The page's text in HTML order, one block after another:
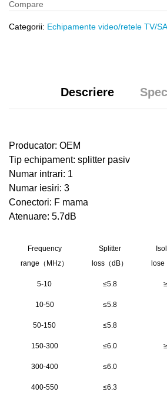
Compare
Categorii: Echipamente video/retele TV/
Descriere
Producator: OEM
Tip echipament: splitter pasiv
Numar intrari: 1
Numar iesiri: 3
Conectori: F mama
Atenuare: 5.7dB
Frequency
range （ MHz）
Splitter
loss （dB）
lose
5-10 ≤5.8
10-50 ≤5.8
50-150 ≤5.8
150-300 ≤6.0
300-400 ≤6.0
400-550 ≤6.3